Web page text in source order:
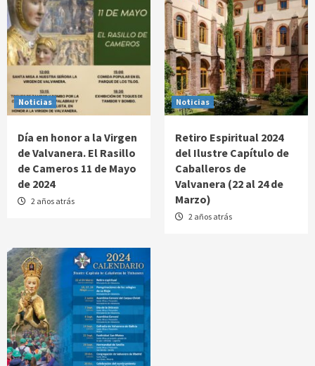
Noticias
Día en honor a la Virgen
de Valvanera. El Rasillo
de Cameros 11 de Mayo
de 2024
2 años atrás
Noticias
Retiro Espiritual 2024
del Ilustre Capítulo de
Caballeros de
Valvanera (22 al 24 de
Marzo)
2 años atrás